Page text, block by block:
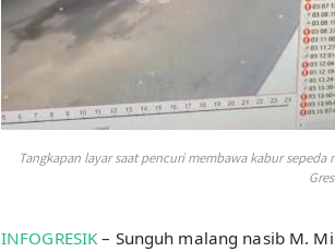
Tangkapan layar saat pencuri membawa kabur
INFOGRESIK – Sunguh malang nasib M.